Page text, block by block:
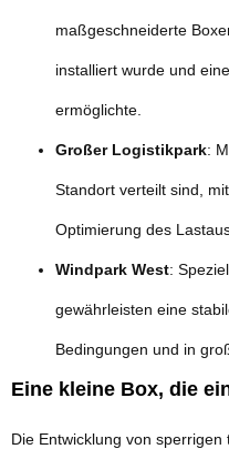
maßgeschneiderte
installiert wurde und
ermöglichte.
Großer Logistikpark:
Standort verteilt sind,
Optimierung des
Windpark West:
gewährleisten eine
Bedingungen und in
Eine kleine Box, die
Die Entwicklung von